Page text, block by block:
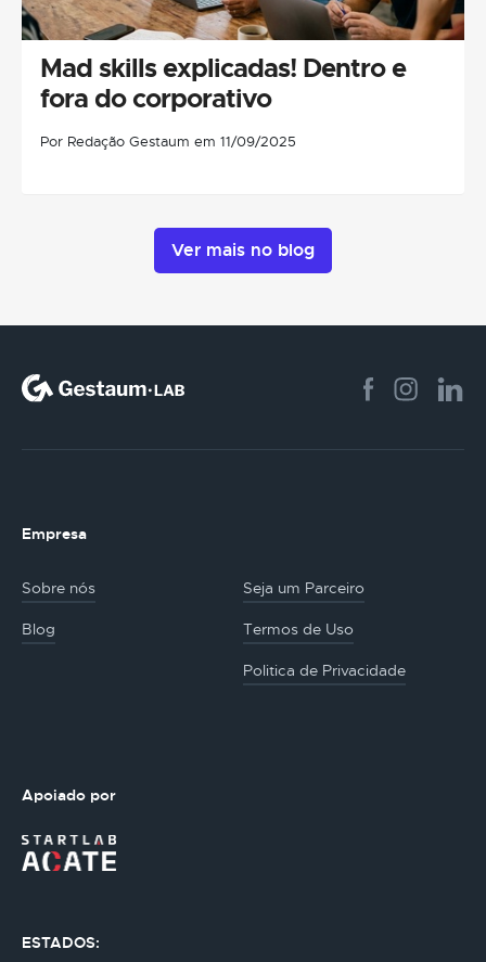
Mad skills explicadas! Dentro e
fora do corporativo
Por Redação Gestaum em 11/09/2025
Ver mais no blog
Empresa
Sobre nós Seja um Parceiro
Blog Termos de Uso
Politica de Privacidade
Apoiado por
ESTADOS: